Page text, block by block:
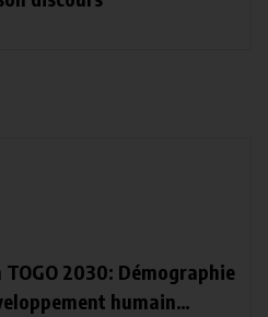
TOGO 2030: Démographie
humain